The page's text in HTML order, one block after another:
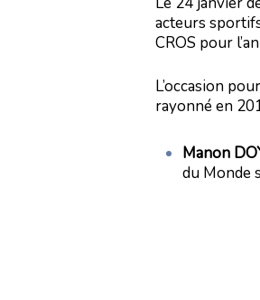
Appuyez sur Entrée
acteurs
CROS pour
L’occasion
rayonné en
Manon
du Monde